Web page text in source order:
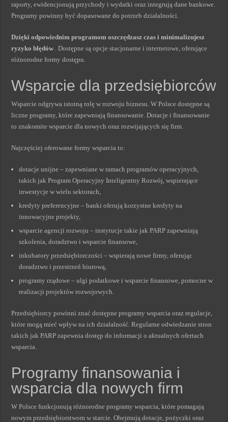
raporty, ewidencjonują przychody i wydatki oraz integrują dane bankowe.
Programy powinny być dopasowane do potrzeb działalności.
Dzięki odpowiednim programom oszczędzasz czas i minimalizujesz
ryzyko błędów . Dostępne są opcje stacjonarne i internetowe, oferujące
różnorodne formy dostępu.
Wsparcie dla przedsiębiorców
Wsparcie odgrywa istotną rolę w rozwoju biznesu. W Polsce dostępne są
liczne programy, które zapewniają finansowanie. Dotacje i finansowanie
to znakomite wsparcie dla nowych oraz rozwijających się firm.
Najczęściej oferowane formy wsparcia to:
dotacje unijne – zapewniane w ramach programów operacyjnych,
takich jak Program Operacyjny Inteligentny Rozwój, wspierające
inwestycje w wielu sektorach,
kredyty preferencyjne – banki oferują korzystne kredyty na
innowacyjne projekty,
wsparcie agencji rozwoju – instytucje takie jak PARP zapewniają
szkolenia, doradztwo i wsparcie finansowe,
inkubatory przedsiębiorczości – wspierają nowe firmy, oferując
doradztwo i przestrzeń biurową,
programy rządowe – ulgi podatkowe i wsparcie finansowe, pomocne w
realizacji projektów rozwojowych.
Przedsiębiorcy powinni znać dostępne programy wsparcia oraz regulacje,
które mogą mieć wpływ na ich działalność. Regularne odwiedzanie stron
takich jak PARP zapewnia dostęp do informacji o aktualnych ofertach
wsparcia.
Programy finansowania i
wsparcia dla nowych firm
W Polsce funkcjonują różnorodne programy wsparcia, które pomagają
nowym przedsiębiorstwom w starcie. Obejmują dotacje, pożyczki oraz